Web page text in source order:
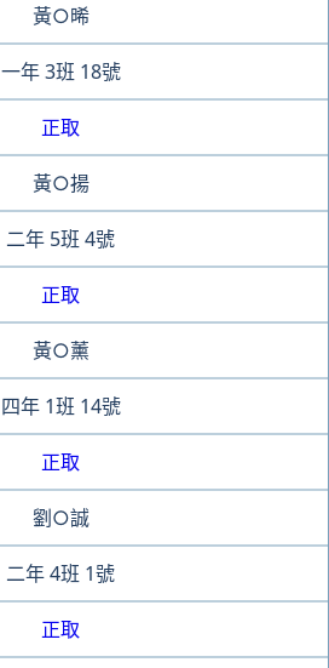
黃○晞
一年 3班 18號
正取
黃○揚
二年 5班 4號
正取
黃○薰
四年 1班 14號
正取
劉○誠
二年4班 1號
正取